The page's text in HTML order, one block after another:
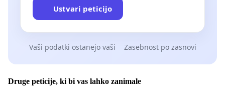
Ustvari peticijo
Vaši podatki ostanejo vaši Zasebnost po zasnovi
Druge peticije, ki bi vas lahko zanimale